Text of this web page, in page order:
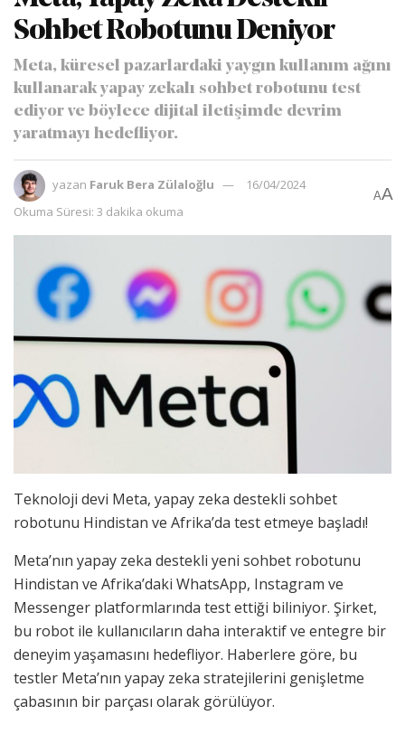
Sohbet Robotunu Deniyor
Meta, küresel pazarlardaki yaygın kullanım ağını
kullanarak yapay zekalı sohbet robotunu test
ediyor ve böylece dijital iletişimde devrim
yaratmayı hedefliyor.
yazan Faruk Bera Zülaloğlu
16/04/2024
Okuma Süresi: 3 dakika okuma
AA
Teknoloji devi Meta, yapay zeka destekli sohbet
robotunu Hindistan ve Afrika’da test etmeye başladı!
Meta’nın yapay zeka destekli yeni sohbet robotunu
Hindistan ve Afrika’daki WhatsApp, Instagram ve
Messenger platformlarında test ettiği biliniyor. Şirket,
bu robot ile kullanıcıların daha interaktif ve entegre bir
deneyim yaşamasını hedefliyor. Haberlere göre, bu
testler Meta’nın yapay zeka stratejilerini genişletme
çabasının bir parçası olarak görülüyor.